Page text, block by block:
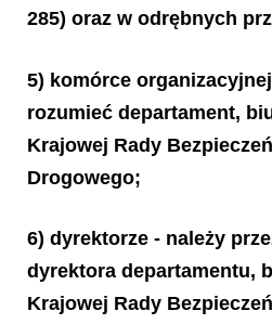
285) oraz w odrębnych
5) komórce
rozumieć departament,
Krajowej Rady
Drogowego;
6) dyrektorze - należy
dyrektora departamentu,
Krajowej Rady